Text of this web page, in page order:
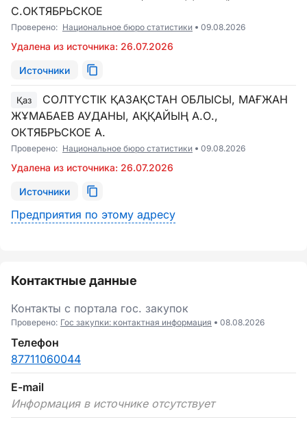
С.ОКТЯБРЬСКОЕ
Проверено: Национальное бюро статистики 09.08.2026
Удалена из источника: 26.07.2026
Источники
Қаз
СОЛТҮСТІК ҚАЗАҚСТАН ОБЛЫСЫ, МАҒЖАН
ЖҰМАБАЕВ АУДАНЫ, АҚҚАЙЫҢ А.О.,
ОКТЯБРЬСКОЕ А.
Проверено: Национальное бюро статистики 09.08.2026
Удалена из источника: 26.07.2026
Источники
Предприятия по этому адресу
Контактные данные
Контакты c портала гоc. закупок
Проверено: Гос закупки: контактная информация 08.08.2026
Телефон
87711060044
E-mail
Информация в источнике отсутствует